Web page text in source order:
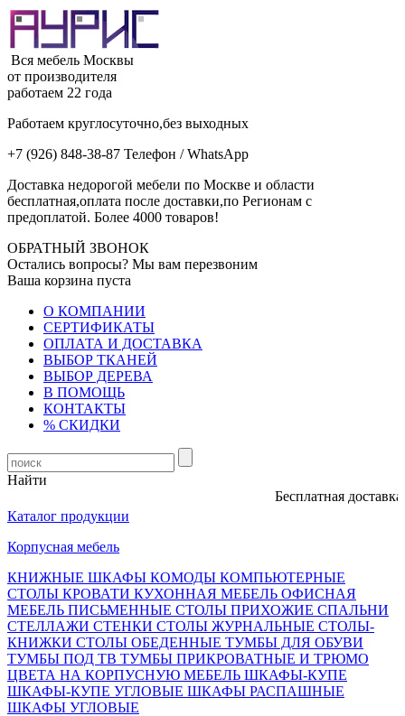
Вся мебель Москвы
от производителя
работаем 22 года
Работаем круглосуточно,без выходных
+7 (926) 848-38-87 Телефон / WhatsApp
Доставка недорогой мебели по Москве и области
бесплатная,оплата после доставки,по Регионам с
предоплатой. Более 4000 товаров!
ОБРАТНЫЙ ЗВОНОК
Остались вопросы? Мы вам перезвоним
Ваша корзина пуста
О КОМПАНИИ
СЕРТИФИКАТЫ
ОПЛАТА И ДОСТАВКА
ВЫБОР ТКАНЕЙ
ВЫБОР ДЕРЕВА
В ПОМОЩЬ
КОНТАКТЫ
% СКИДКИ
Найти
Бесплатная доставка,
Каталог продукции
Корпусная мебель
КНИЖНЫЕ ШКАФЫ КОМОДЫ КОМПЬЮТЕРНЫЕ
СТОЛЫ КРОВАТИ КУХОННАЯ МЕБЕЛЬ ОФИСНАЯ
МЕБЕЛЬ ПИСЬМЕННЫЕ СТОЛЫ ПРИХОЖИЕ СПАЛЬНИ
СТЕЛЛАЖИ СТЕНКИ СТОЛЫ ЖУРНАЛЬНЫЕ СТОЛЫ-
КНИЖКИ СТОЛЫ ОБЕДЕННЫЕ ТУМБЫ ДЛЯ ОБУВИ
ТУМБЫ ПОД ТВ ТУМБЫ ПРИКРОВАТНЫЕ И ТРЮМО
ЦВЕТА НА КОРПУСНУЮ МЕБЕЛЬ ШКАФЫ-КУПЕ
ШКАФЫ-КУПЕ УГЛОВЫЕ ШКАФЫ РАСПАШНЫЕ
ШКАФЫ УГЛОВЫЕ